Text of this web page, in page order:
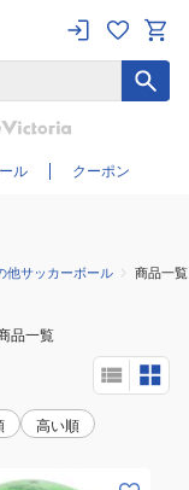
ル クーポン
他サッカーボール 商品一覧
品一覧
高い順